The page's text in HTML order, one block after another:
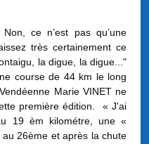
ce n’est pas qu’une
très certainement ce
la digue, la digue..."
course de 44 km le long
Marie VINET ne
première édition. « J'ai
19 èm kilométre, une «
26ème et après la chute